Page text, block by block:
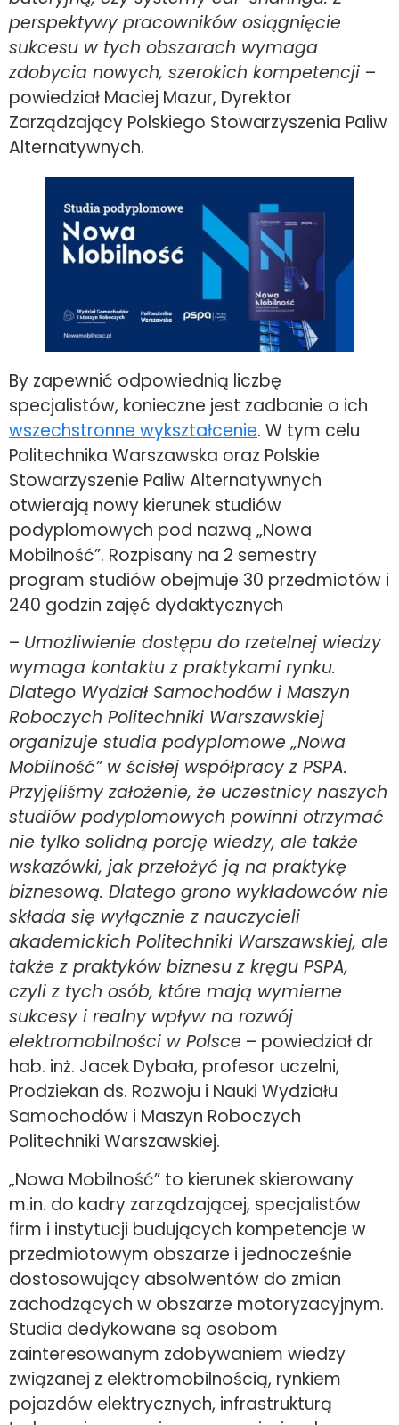
perspektywy pracowników osiągnięcie
sukcesu w tych obszarach wymaga
zdobycia nowych, szerokich kompetencji –
powiedział Maciej Mazur, Dyrektor
Zarządzający Polskiego Stowarzyszenia Paliw
Alternatywnych.
By zapewnić odpowiednią liczbę
specjalistów, konieczne jest zadbanie o ich
wszechstronne wykształcenie. W tym celu
Politechnika Warszawska oraz Polskie
Stowarzyszenie Paliw Alternatywnych
otwierają nowy kierunek studiów
podyplomowych pod nazwą „Nowa
Mobilność”. Rozpisany na 2 semestry
program studiów obejmuje 30 przedmiotów i
240 godzin zajęć dydaktycznych
– Umożliwienie dostępu do rzetelnej wiedzy
wymaga kontaktu z praktykami rynku.
Dlatego Wydział Samochodów i Maszyn
Roboczych Politechniki Warszawskiej
organizuje studia podyplomowe „Nowa
Mobilność” w ścisłej współpracy z PSPA.
Przyjęliśmy założenie, że uczestnicy naszych
studiów podyplomowych powinni otrzymać
nie tylko solidną porcję wiedzy, ale także
wskazówki, jak przełożyć ją na praktykę
biznesową. Dlatego grono wykładowców nie
składa się wyłącznie z nauczycieli
akademickich Politechniki Warszawskiej, ale
także z praktyków biznesu z kręgu PSPA,
czyli z tych osób, które mają wymierne
sukcesy i realny wpływ na rozwój
elektromobilności w Polsce – powiedział dr
hab. inż. Jacek Dybała, profesor uczelni,
Prodziekan ds. Rozwoju i Nauki Wydziału
Samochodów i Maszyn Roboczych
Politechniki Warszawskiej.
„Nowa Mobilność” to kierunek skierowany
m.in. do kadry zarządzającej, specjalistów
firm i instytucji budujących kompetencje w
przedmiotowym obszarze i jednocześnie
dostosowujący absolwentów do zmian
zachodzących w obszarze motoryzacyjnym.
Studia dedykowane są osobom
zainteresowanym zdobywaniem wiedzy
związanej z elektromobilnością, rynkiem
pojazdów elektrycznych, infrastrukturą